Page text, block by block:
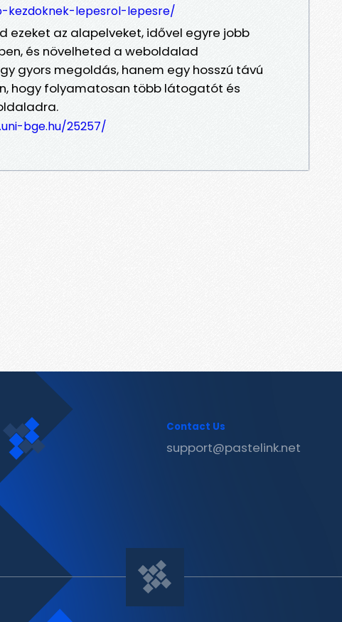
kezdoknek-lepesrol-lepesre/
ezeket az alapelveket, idővel egyre jobb
és növelheted a weboldalad
gyors megoldás, hanem egy hosszú távú
hogy folyamatosan több látogatót és
bge.hu/25257/
Contact Us
support@pastelink.net